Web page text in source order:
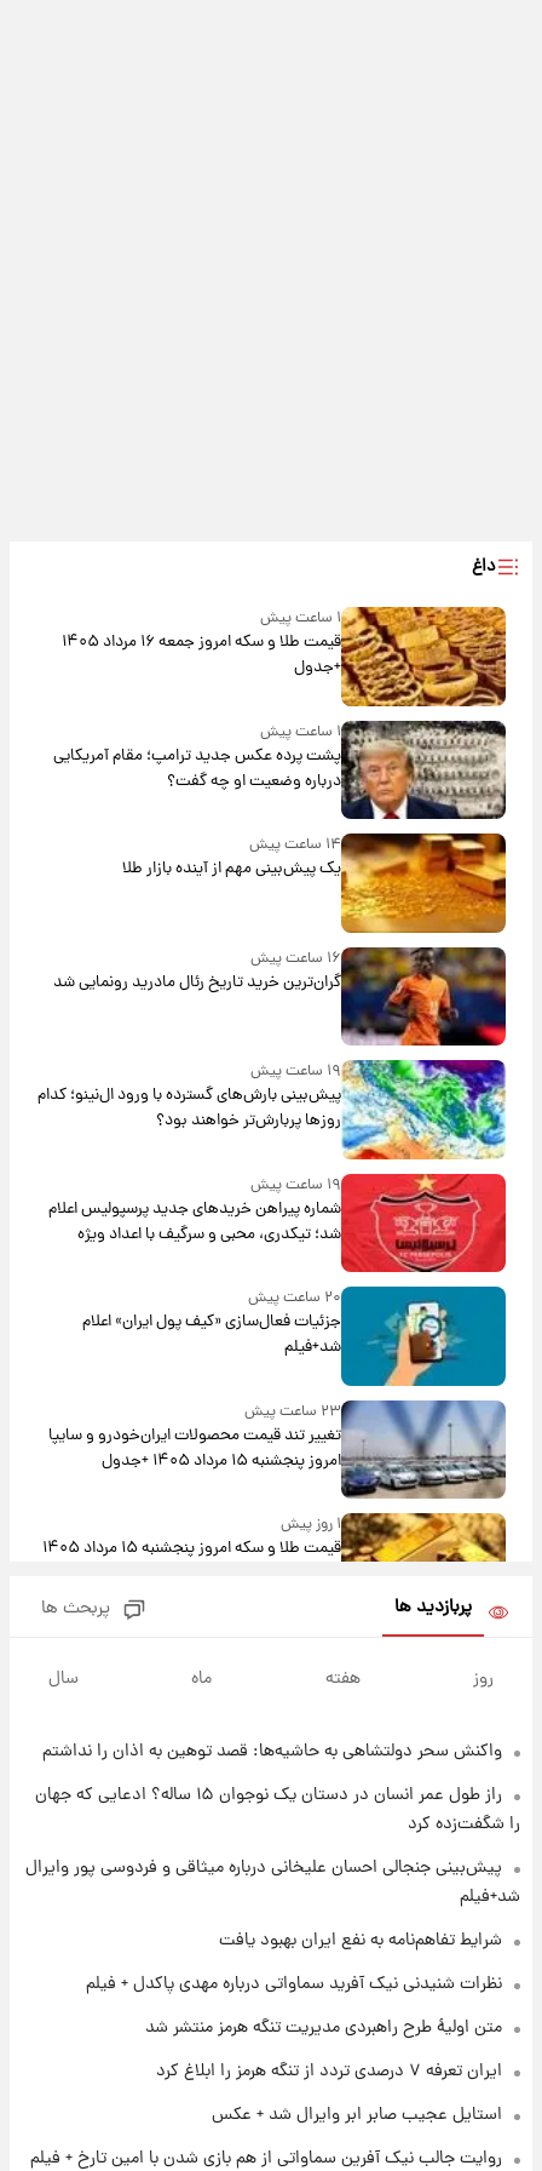
داغ
۱ ساعت پیش
قیمت طلا و سکه امروز جمعه ۱۶ مرداد ۱۴۰۵
+جدول
۱ ساعت پیش
پشت پرده عکس جدید ترامپ؛ مقام آمریکایی
درباره وضعیت او چه گفت؟
۱۴ ساعت پیش
یک پیش‌بینی مهم از آینده بازار طلا
۱۶ ساعت پیش
گران‌ترین خرید تاریخ رئال مادرید رونمایی شد
۱۹ ساعت پیش
پیش‌بینی بارش‌های گسترده با ورود ال‌نینو؛ کدام
روزها پربارش‌تر خواهند بود؟
۱۹ ساعت پیش
شماره پیراهن خریدهای جدید پرسپولیس اعلام
شد؛ تیکدری، محبی و سرگیف با اعداد ویژه
۲۰ ساعت پیش
جزئیات فعال‌سازی «کیف پول ایران» اعلام
شد+فیلم
۲۳ ساعت پیش
تغییر تند قیمت محصولات ایران‌خودرو و سایپا
امروز پنجشنبه ۱۵ مرداد ۱۴۰۵ +جدول
۱ روز پیش
قیمت طلا و سکه امروز پنجشنبه ۱۵ مرداد ۱۴۰۵
شد
۱ روز پیش
شاهین، کوییک، اطلس، سهند و ساینا با اقساط
۱ روز پیش
۱ روز پیش
فال قهوه روزانه پنجشنبه ۱۵ مرداد ماه ۱۴۰۵
پربازدید ها پربحث ها
روز هفته ماه سال
واکنش سحر دولتشاهی به حاشیه‌ها: قصد توهین به اذان را نداشتم
راز طول عمر انسان در دستان یک نوجوان ۱۵ ساله؟ ادعایی که جهان
را شگفت‌زده کرد
پیش‌بینی جنجالی احسان علیخانی درباره میثاقی و فردوسی پور وایرال
شد+فیلم
شرایط تفاهم‌نامه به نفع ایران بهبود یافت
نظرات شنیدنی نیک آفرید سماواتی درباره مهدی پاکدل + فیلم
متن اولیۀ طرح راهبردی مدیریت تنگه هرمز منتشر شد
ایران تعرفه ۷ درصدی تردد از تنگه هرمز را ابلاغ کرد
استایل عجیب صابر ابر وایرال شد + عکس
روایت جالب نیک آفرین سماواتی از هم بازی شدن با امین تارخ + فیلم